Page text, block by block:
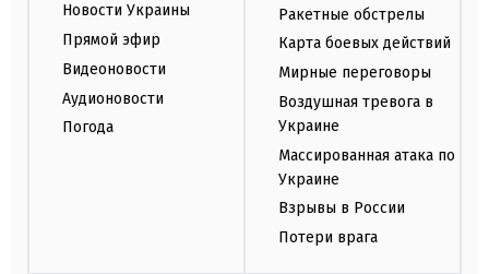
Новости Украины
Прямой эфир
Видеоновости
Аудионовости
Погода
Ракетные обстрелы
Карта боевых действий
Мирные переговоры
Воздушная тревога в
Украине
Массированная атака по
Украине
Взрывы в России
Потери врага